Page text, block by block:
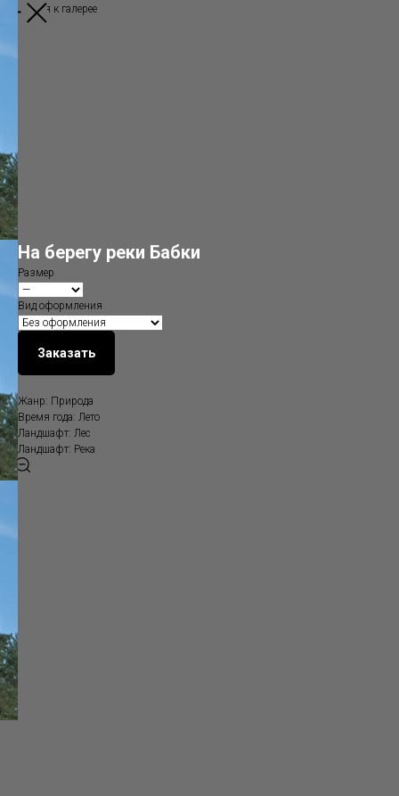
Вернуться к галерее
На берегу реки Бабки
Размер
Вид оформления
Заказать
Жанр: Природа
Время года: Лето
Ландшафт: Лес
Ландшафт: Река